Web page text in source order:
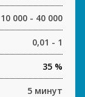
10 000 - 40 000
0,01 - 1
35 %
5 минут